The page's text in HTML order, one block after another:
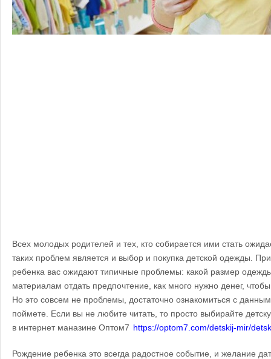
Всех молодых родителей и тех, кто собирается ими стать
таких проблем является и выбор и покупка детской одежды.
ребенка вас ожидают типичные проблемы: какой размер
материалам отдать предпочтение, как много нужно денег,
Но это совсем не проблемы, достаточно ознакомиться с
поймете. Если вы не любите читать, то просто выбирайте
в интернет маназине Оптом7 https://optom7.com/detskij-mir/
Рождение ребенка это всегда радостное событие, и желание